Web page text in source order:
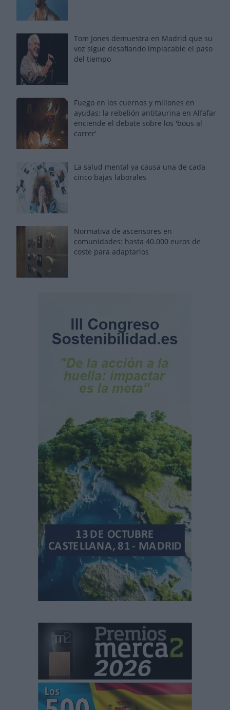
Tom Jones demuestra en Madrid que su
voz sigue desafiando implacable el paso
del tiempo
Fuego en los cuernos y millones en
ayudas: la rebelión antitaurina en Alfafar
enciende el debate sobre los 'bous al
carrer'
La salud mental ya causa una de cada
cinco bajas laborales
Normativa de ascensores en
comunidades: hasta 40.000 euros de
coste para adaptarlos